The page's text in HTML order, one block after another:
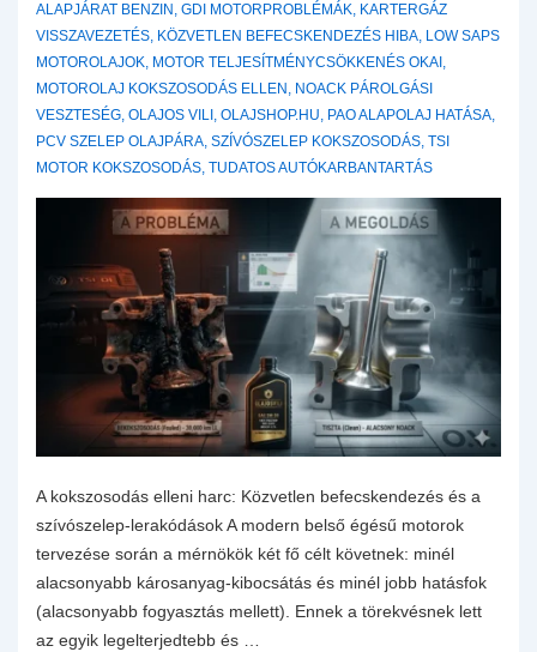
ALAPJÁRAT BENZIN , GDI MOTORPROBLÉMÁK, KARTERGÁZ
VISSZAVEZETÉS, KÖZVETLEN BEFECSKENDEZÉS HIBA, LOW SAPS
MOTOROLAJOK, MOTOR TELJESÍTMÉNYCSÖKKENÉS OKAI ,
MOTOROLAJ KOKSZOSODÁS ELLEN , NOACK PÁROLGÁSI
VESZTESÉG, OLAJOS VILI , OLAJSHOP.HU, PAO ALAPOLAJ HATÁSA,
PCV SZELEP OLAJPÁRA, SZÍVÓSZELEP KOKSZOSODÁS, TSI
MOTOR KOKSZOSODÁS, TUDATOS AUTÓKARBANTARTÁS
A kokszosodás elleni harc: Közvetlen befecskendezés és a
szívószelep-lerakódások A modern belső égésű motorok
tervezése során a mérnökök két fő célt követnek: minél
alacsonyabb károsanyag-kibocsátás és minél jobb hatásfok
(alacsonyabb fogyasztás mellett). Ennek a törekvésnek lett
az egyik legelterjedtebb és …